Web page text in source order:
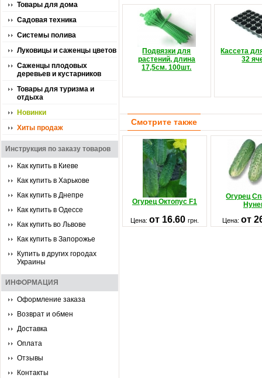
Товары для дома
Садовая техника
Системы полива
Луковицы и саженцы цветов
Саженцы плодовых
деревьев и кустарников
Товары для туризма и
отдыха
Новинки
Хиты продаж
Инструкция по заказу товаров
Как купить в Киеве
Как купить в Харькове
Как купить в Днепре
Как купить в Одессе
Как купить во Львове
Как купить в Запорожье
Купить в других городах
Украины
ИНФОРМАЦИЯ
Оформление заказа
Возврат и обмен
Доставка
Оплата
Отзывы
Контакты
Подвязки для
растений, длина
17,5см. 100шт.
Кассета
32
Смотрите также
Огурец Октопус F1
Огурец
Цена: от 16.60 грн. Цена:от